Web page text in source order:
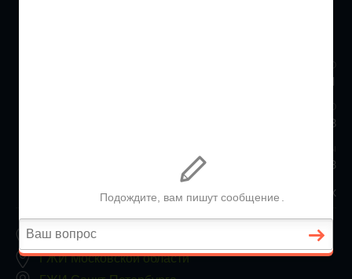
Москва и МО
+7 (499) 938-86-71
Санкт-Петербург и ЛО
+7 (812) 467-34-68
8 800 350 24 63
Заявки принимаются круглосуточно, без выходных
ГЖИ Москвы
ГЖИ Московской области